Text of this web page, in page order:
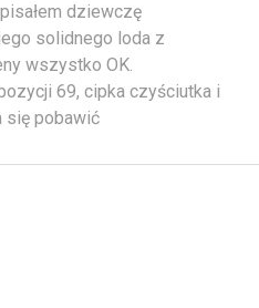
dziewczę
solidnego loda z
wszystko OK.
69, cipka czyściutka i
się pobawić